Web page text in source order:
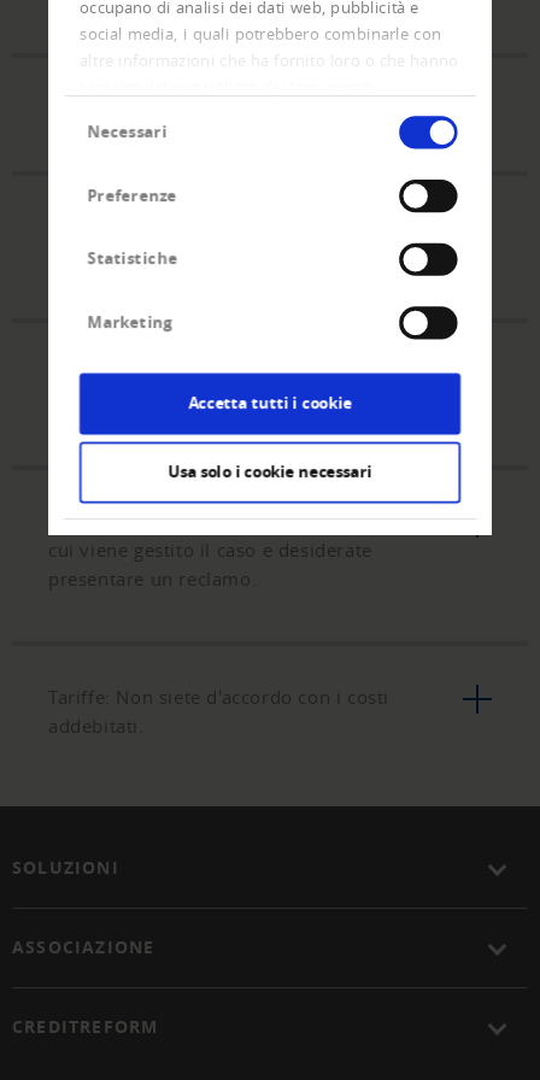
occupano di analisi dei dati web, pubblicità e
social media, i quali potrebbero combinarle con
altre informazioni che ha fornito loro o che hanno
delNecessari
Preferenze
Statistiche
Marketing
Accetta tutti i cookie
Usa solo i cookie necessari
sollecito di pagamento che non vi riguarda.
Informazione su se stesso: volete richiedere
informazioni su voi stessi.
Reclamo: Non siete d'accordo con il modo in
cui viene gestito il caso e desiderate
presentare un reclamo.
Tariffe: Non siete d'accordo con i costi
addebitati.
SOLUZIONI
ASSOCIAZIONE
CREDITREFORM